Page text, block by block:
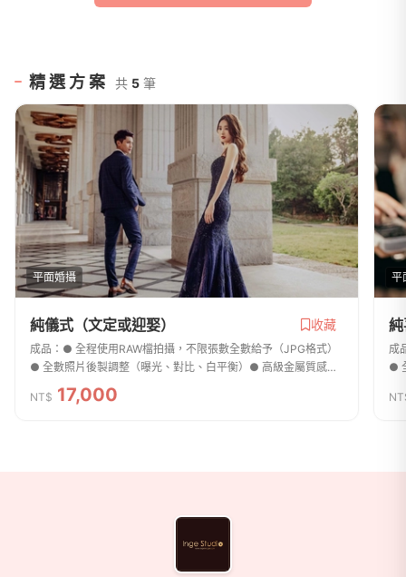
精選方案 共 5 筆
平面婚攝
純儀式（文定或迎娶） 收藏
成品：● 全程使用RAW檔拍攝，不限張數全數給予（JPG格式）
● 全數照片後製調整（曝光、對比、白平衡）● 高級金屬質感
16G usb隨身碟乙個單人雙機(備機)。會帶一位燈光助理。
NT$ 17,000
平
成
●